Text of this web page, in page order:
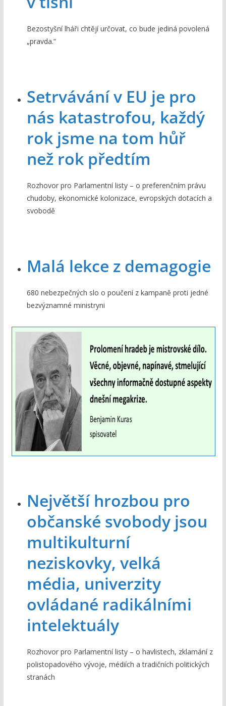
Bezostyšní lháři chtějí určovat, co bude jediná povolená
„pravda.“
Setrvávání v EU je pro
nás katastrofou, každý
rok jsme na tom hůř
než rok předtím
Rozhovor pro Parlamentní listy – o preferenčním právu
chudoby, ekonomické kolonizace, evropských dotacích a
svobodě
Malá lekce z demagogie
680 nebezpečných slo o poučení z kampaně proti jedné
bezvýznamné ministryni
Největší hrozbou pro
občanské svobody jsou
multikulturní
neziskovky, velká
média, univerzity
ovládané radikálními
intelektuály
Rozhovor pro Parlamentní listy – o havlistech, zklamání z
polistopadového vývoje, médiích a tradičních politických
stranách